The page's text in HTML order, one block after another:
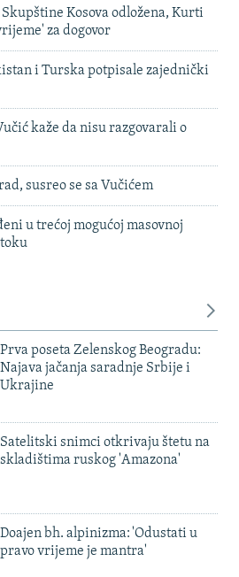
Kosova odložena, Kurti
za dogovor
i Turska potpisale zajednički
kaže da nisu razgovarali o
susreo se sa Vučićem
u trećoj mogućoj masovnoj
Prva poseta Zelenskog Beogradu:
Najava jačanja saradnje Srbije i
Ukrajine
Satelitski snimci otkrivaju štetu na
skladištima ruskog 'Amazona'
Doajen bh. alpinizma: 'Odustati u
pravo vrijeme je mantra'